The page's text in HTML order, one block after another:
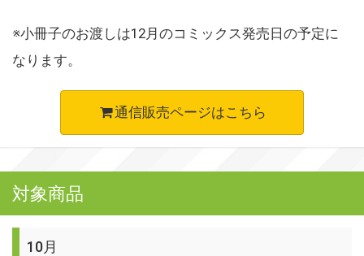
※小冊子のお渡しは12月のコミックス発売日の予定に
なります。
通信販売ページはこちら
対象商品
10月